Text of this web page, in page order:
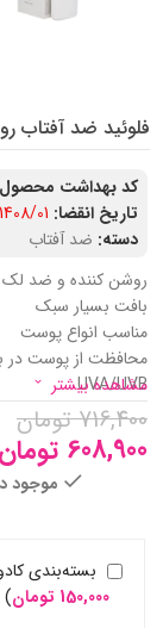
فلوئید ضد آفتاب روشن
کد بهداشت
تاریخ انقضا: 1408/01
دسته: ضد آفتاب
روشن کننده و ضد لک
بافت بسیار سبک
مناسب انواع پوست
محافظت از پوست در
UVA/UVB
مشاهده بیشتر
716,400 تومان
608,900 تومان
موجود
بسته‌بندی
150,000 تومان)